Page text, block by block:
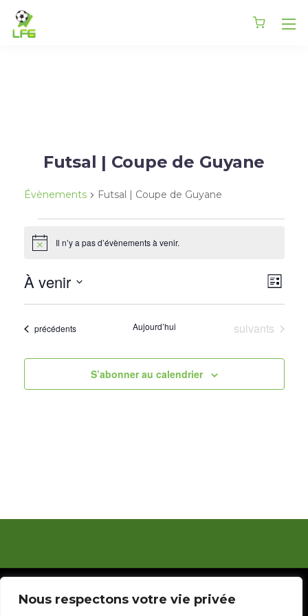
Nous respectons votre vie privée
Futsal | Coupe de Guyane
Évènements Futsal | Coupe de Guyane
Notice Il n’y a pas d’évènements à venir.
par
Liste
À venir
date.
Évènements
précédents Aujourd’hui Évènements
suivants
S’abonner au calendrier
© 2023 Ligue de Football de la Guyane. Réalisé par